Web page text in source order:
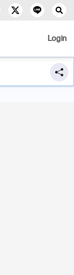
Login